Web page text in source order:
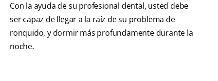
Con la ayuda de su profesional dental, usted debe
ser capaz de llegar a la raíz de su problema de
ronquido, y dormir más profundamente durante la
noche.